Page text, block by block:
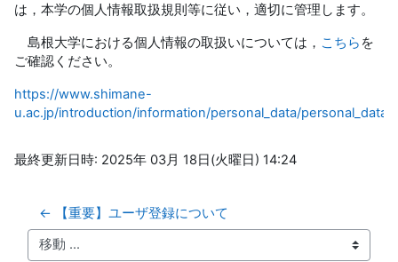
は，本学の個人情報取扱規則等に従い，適切に管理します。
島根大学における個人情報の取扱いについては， こちら を
ご確認ください。
https://www.shimane-
u.ac.jp/introduction/information/personal_data/
最終更新日時: 2025年 03月 18日(火曜日) 14:24
← 【重要】ユーザ登録について
移動 ...